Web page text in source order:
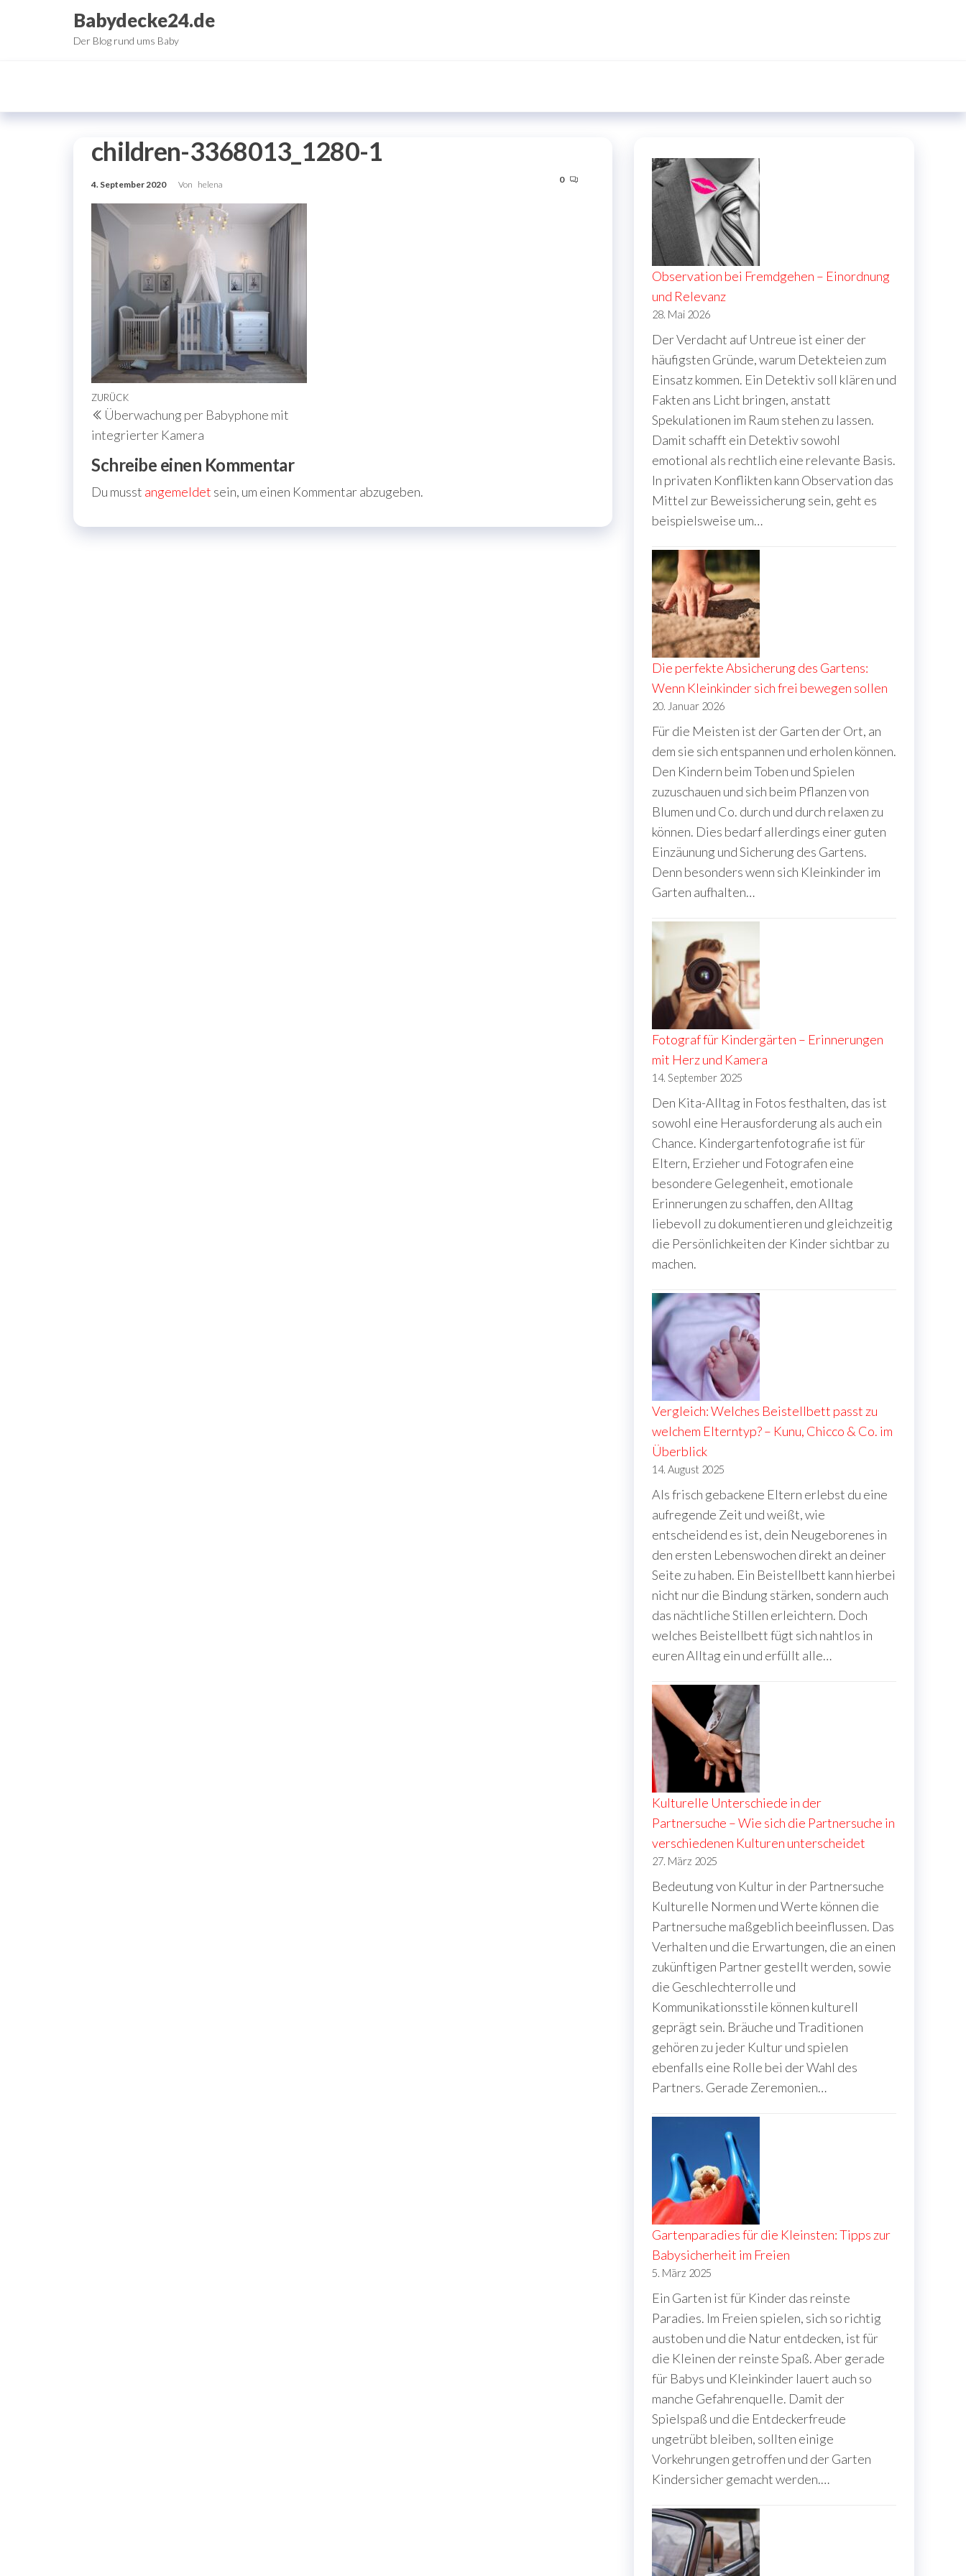
Babydecke24.de
Der Blog rund ums Baby
children-3368013_1280-1
4. September 2020 Von helena 0
Beitragsnavigation
Vorheriger
Beitrag
ZURÜCK
Überwachung per Babyphone mit
integrierter Kamera
Schreibe einen Kommentar
Du musst angemeldet sein, um einen Kommentar abzugeben.
Observation bei Fremdgehen – Einordnung
und Relevanz
28. Mai 2026
Der Verdacht auf Untreue ist einer der
häufigsten Gründe, warum Detekteien zum
Einsatz kommen. Ein Detektiv soll klären und
Fakten ans Licht bringen, anstatt
Spekulationen im Raum stehen zu lassen.
Damit schafft ein Detektiv sowohl
emotional als rechtlich eine relevante Basis.
In privaten Konflikten kann Observation das
Mittel zur Beweissicherung sein, geht es
beispielsweise um…
Die perfekte Absicherung des Gartens:
Wenn Kleinkinder sich frei bewegen sollen
20. Januar 2026
Für die Meisten ist der Garten der Ort, an
dem sie sich entspannen und erholen können.
Den Kindern beim Toben und Spielen
zuzuschauen und sich beim Pflanzen von
Blumen und Co. durch und durch relaxen zu
können. Dies bedarf allerdings einer guten
Einzäunung und Sicherung des Gartens.
Denn besonders wenn sich Kleinkinder im
Garten aufhalten…
Fotograf für Kindergärten – Erinnerungen
mit Herz und Kamera
14. September 2025
Den Kita-Alltag in Fotos festhalten, das ist
sowohl eine Herausforderung als auch ein
Chance. Kindergartenfotografie ist für
Eltern, Erzieher und Fotografen eine
besondere Gelegenheit, emotionale
Erinnerungen zu schaffen, den Alltag
liebevoll zu dokumentieren und gleichzeitig
die Persönlichkeiten der Kinder sichtbar zu
machen.
Vergleich: Welches Beistellbett passt zu
welchem Elterntyp? – Kunu, Chicco & Co. im
Überblick
14. August 2025
Als frisch gebackene Eltern erlebst du eine
aufregende Zeit und weißt, wie
entscheidend es ist, dein Neugeborenes in
den ersten Lebenswochen direkt an deiner
Seite zu haben. Ein Beistellbett kann hierbei
nicht nur die Bindung stärken, sondern auch
das nächtliche Stillen erleichtern. Doch
welches Beistellbett fügt sich nahtlos in
euren Alltag ein und erfüllt alle…
Kulturelle Unterschiede in der
Partnersuche – Wie sich die Partnersuche in
verschiedenen Kulturen unterscheidet
27. März 2025
Bedeutung von Kultur in der Partnersuche
Kulturelle Normen und Werte können die
Partnersuche maßgeblich beeinflussen. Das
Verhalten und die Erwartungen, die an einen
zukünftigen Partner gestellt werden, sowie
die Geschlechterrolle und
Kommunikationsstile können kulturell
geprägt sein. Bräuche und Traditionen
gehören zu jeder Kultur und spielen
ebenfalls eine Rolle bei der Wahl des
Partners. Gerade Zeremonien…
Gartenparadies für die Kleinsten: Tipps zur
Babysicherheit im Freien
5. März 2025
Ein Garten ist für Kinder das reinste
Paradies. Im Freien spielen, sich so richtig
austoben und die Natur entdecken, ist für
die Kleinen der reinste Spaß. Aber gerade
für Babys und Kleinkinder lauert auch so
manche Gefahrenquelle. Damit der
Spielspaß und die Entdeckerfreude
ungetrübt bleiben, sollten einige
Vorkehrungen getroffen und der Garten
Kindersicher gemacht werden.…